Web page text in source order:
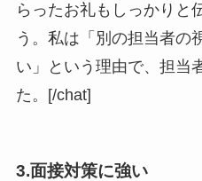
らったお礼もしっかりと
う。私は 「別の担当者の
い」
という理由で、担当
た。[/chat]
3.面接対策に強い